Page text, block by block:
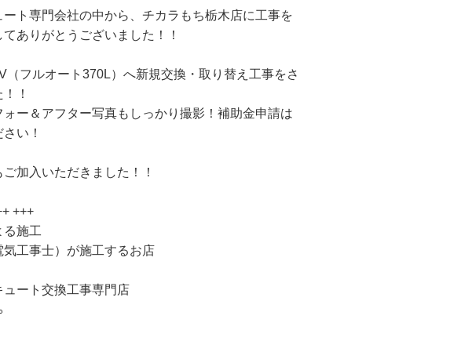
ト専門会社の中から、チカラもち栃木店に工事を
ありがとうございました！！
（フルオート370L）へ新規交換・取り替え工事をさ
！
ー＆アフター写真もしっかり撮影！補助金申請は
い！
加入いただきました！！
+++
施工
工事士）が施工するお店
ート交換工事専門店